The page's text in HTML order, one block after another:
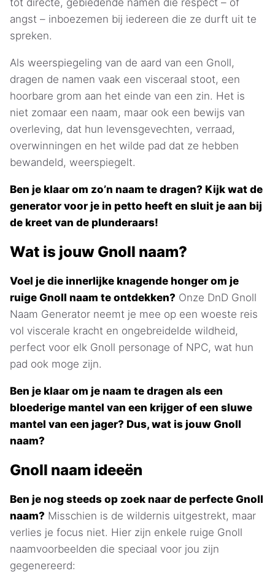
tot directe, gebiedende namen die respect – of
angst – inboezemen bij iedereen die ze durft uit te
spreken.
Als weerspiegeling van de aard van een Gnoll,
dragen de namen vaak een visceraal stoot, een
hoorbare grom aan het einde van een zin. Het is
niet zomaar een naam, maar ook een bewijs van
overleving, dat hun levensgevechten, verraad,
overwinningen en het wilde pad dat ze hebben
bewandeld, weerspiegelt.
Ben je klaar om zo’n naam te dragen? Kijk wat de
generator voor je in petto heeft en sluit je aan bij
de kreet van de plunderaars!
Wat is jouw Gnoll naam?
Voel je die innerlijke knagende honger om je
ruige Gnoll naam te ontdekken? Onze DnD Gnoll
Naam Generator neemt je mee op een woeste reis
vol viscerale kracht en ongebreidelde wildheid,
perfect voor elk Gnoll personage of NPC, wat hun
pad ook moge zijn.
Ben je klaar om je naam te dragen als een
bloederige mantel van een krijger of een sluwe
mantel van een jager? Dus, wat is jouw Gnoll
naam?
Gnoll naam ideeën
Ben je nog steeds op zoek naar de perfecte Gnoll
naam? Misschien is de wildernis uitgestrekt, maar
verlies je focus niet. Hier zijn enkele ruige Gnoll
naamvoorbeelden die speciaal voor jou zijn
gegenereerd: